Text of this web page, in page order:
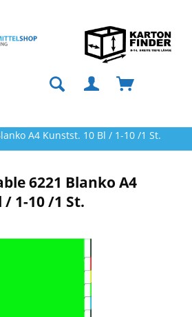
A4 Kunstst. 10 Bl / 1-10 /1 St.
6221 Blanko A4
1-10 /1 St.